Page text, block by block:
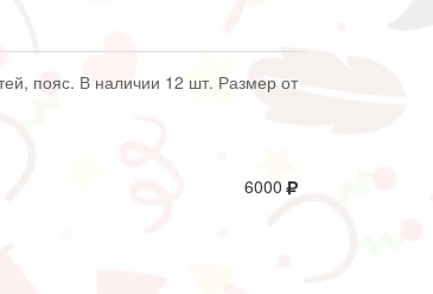
пояс. В наличии 12 шт. Размер от
6000